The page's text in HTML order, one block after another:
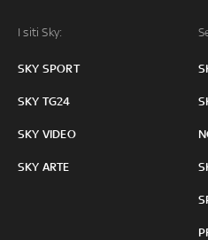
I siti Sky:
SKY SPORT
SKY TG24
SKY VIDEO
SKY ARTE